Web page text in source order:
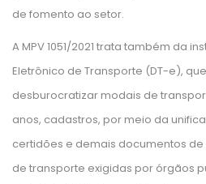
de fomento ao setor.
A MPV 1051/2021 trata também da
Eletrônico de Transporte (DT-e),
desburocratizar modais de
anos, cadastros, por meio da
certidões e demais documentos
de transporte exigidas por órgãos